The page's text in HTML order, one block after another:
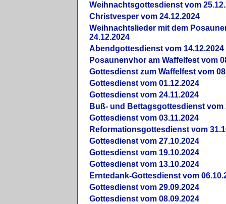
Weihnachtsgottesdienst vom
Christvesper vom 24.12.2024
Weihnachtslieder mit dem
24.12.2024
Abendgottesdienst vom 14.12.2024
Posaunenvhor am Waffelfest vom
Gottesdienst zum Waffelfest vom
Gottesdienst vom 01.12.2024
Gottesdienst vom 24.11.2024
Buß- und Bettagsgottesdienst vom
Gottesdienst vom 03.11.2024
Reformationsgottesdienst vom
Gottesdienst vom 27.10.2024
Gottesdienst vom 19.10.2024
Gottesdienst vom 13.10.2024
Erntedank-Gottesdienst vom
Gottesdienst vom 29.09.2024
Gottesdienst vom 08.09.2024